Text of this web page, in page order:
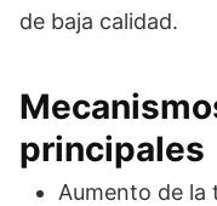
de baja calidad.
principales
Aumento de la